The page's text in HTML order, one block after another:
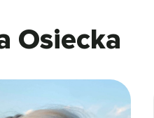
Osiecka